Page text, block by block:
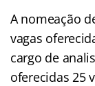
A nomeação
vagas
cargo de
oferecidas 25